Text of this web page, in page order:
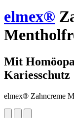
elmex®
Mit
Kariesschutz
elmex® Zahncreme